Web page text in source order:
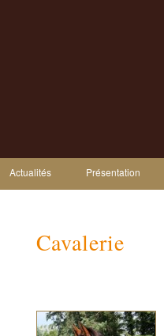
Actualités Présentation
Cavalerie